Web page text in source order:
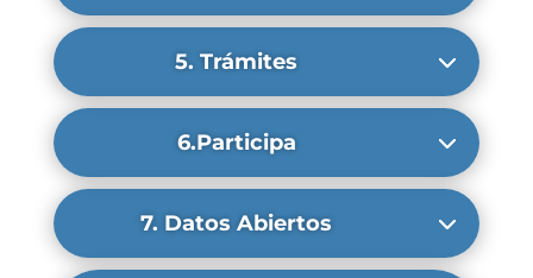
5. Trámites
6.Participa
7. Datos Abiertos